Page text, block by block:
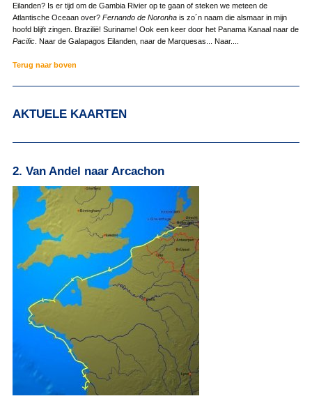
Eilanden? Is er tijd om de Gambia Rivier op te gaan of steken we meteen de
Atlantische Oceaan over? Fernando de Noronhais zo´n naam die alsmaar in mijn
hoofd blijft zingen. Brazilië! Suriname! Ook een keer door het Panama Kanaal naar de
Pacific. Naar de Galapagos Eilanden, naar de Marquesas... Naar....
Terug naar boven
AKTUELE KAARTEN
2. Van Andel naar Arcachon